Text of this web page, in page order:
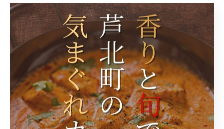
カレーの食材選びで太りにくさを追求
カレーを健康的に楽しむためには、食材選びが重要です。な
ぜなら、脂質や糖質の多い具材を避け、野菜や鶏肉などの低
脂肪・高タンパク質な食材を活用することで、カロリーを抑
えつつ満足感を得られるからです。例えば、じゃがいもの代
わりにかぼちゃや豆類を使ったり、豚肉よりも鶏むね肉を選
ぶなどの工夫が効果的です。こうした食材選びを意識するこ
とで、ダイエット中でもカレーを安心して楽しむことができ
ます。